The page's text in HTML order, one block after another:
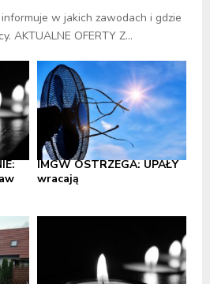
w jakich zawodach i gdzie
AKTUALNE OFERTY Z...
IMGW OSTRZEGA: UPAŁY
wracają